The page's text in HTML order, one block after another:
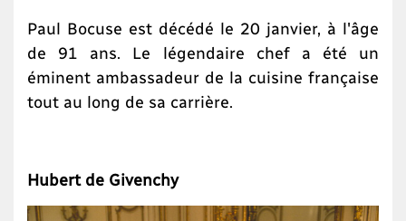
Paul Bocuse est décédé le 20 janvier, à l'âge
de 91 ans. Le légendaire chef a été un
éminent ambassadeur de la cuisine française
tout au long de sa carrière.
Hubert de Givenchy